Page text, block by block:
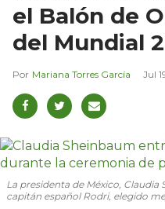
el Balón de
del Mundial
Mariana Torres García Jul
La presidenta de México,
capitán español Rodri, elegido